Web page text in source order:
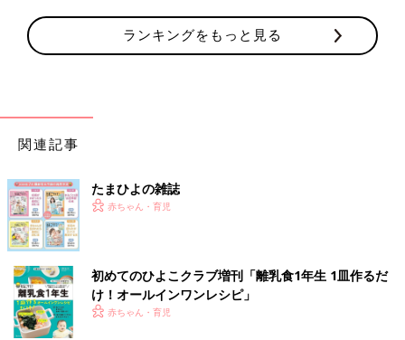
ランキングをもっと見る
関連記事
たまひよの雑誌
赤ちゃん・育児
初めてのひよこクラブ増刊「離乳食1年生 1皿作るだ
け！オールインワン​レシピ」
赤ちゃん・育児